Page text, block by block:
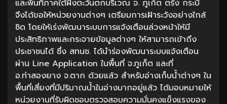
และพื้นที่ภาคใต้ฝั่งตะวันตกบริเวณ จ. ภูเก็ต ตรัง กระบี่
จึงได้ขอให้หน่วยงานต่างๆ เตรียมการเฝ้าระวังอย่างใกล้
ชิด โดยให้เร่งพัฒนาระบบการแจ้งเตือนล่วงหน้าให้มี
ประสิทธิภาพและกระจายข้อมูลต่างๆ ให้สามารถเข้าถึง
ประชาชนได้ ซึ่ง สทนช. ได้นำร่องพัฒนาระบบแจ้งเตือน
ผ่าน Line Application ในพื้นที่ จ.ภูเก็ต และที่
อ.ท่าสองยาง จ.ตาก ด้วยแล้ว สำหรับอ่างเก็บน้ำต่างๆ ใน
พื้นที่เสี่ยงที่มีปริมาณน้ำในอ่างมากอยู่แล้ว ได้มอบหมายให้
หน่วยงานที่รับผิดชอบตรวจสอบความมั่นคงแข็งแรงของ